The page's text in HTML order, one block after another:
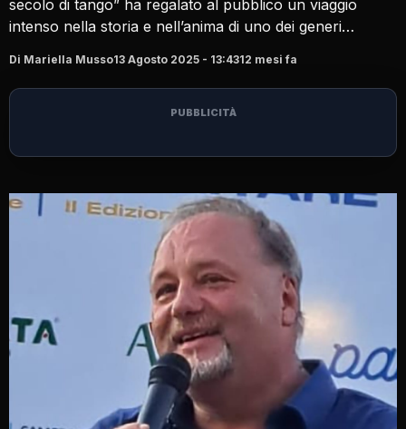
secolo di tango” ha regalato al pubblico un viaggio
intenso nella storia e nell’anima di uno dei generi…
Di Mariella Musso13 Agosto 2025 - 13:4312 mesi fa
PUBBLICITÀ